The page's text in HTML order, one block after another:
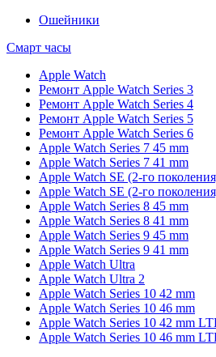
Ошейники
Смарт часы
Apple Watch
Ремонт Apple Watch Series 3
Ремонт Apple Watch Series 4
Ремонт Apple Watch Series 5
Ремонт Apple Watch Series 6
Apple Watch Series 7 45 mm
Apple Watch Series 7 41 mm
Apple Watch SE (2-го
Apple Watch SE (2-го
Apple Watch Series 8 45 mm
Apple Watch Series 8 41 mm
Apple Watch Series 9 45 mm
Apple Watch Series 9 41 mm
Apple Watch Ultra
Apple Watch Ultra 2
Apple Watch Series 10 42 mm
Apple Watch Series 10 46 mm
Apple Watch Series 10 42 mm
Apple Watch Series 10 46 mm